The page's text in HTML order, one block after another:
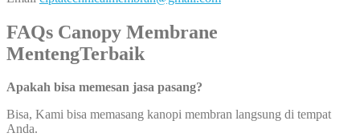
FAQs Canopy Membrane
MentengTerbaik
Apakah bisa memesan jasa pasang?
Bisa, Kami bisa memasang kanopi membran langsung di tempat
Anda.